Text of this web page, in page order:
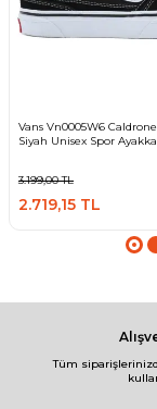
Vans Vn0005W6
Siyah Unisex Spor
3.199,00TL
2.719,15 TL
Tüm